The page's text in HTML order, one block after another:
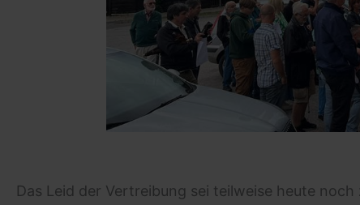
Das Leid der Vertreibung sei teilweise heute